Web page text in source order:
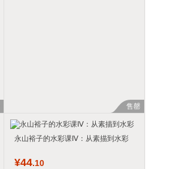
售罄
永山裕子的水彩课Ⅳ：从素描到水彩
¥44.10